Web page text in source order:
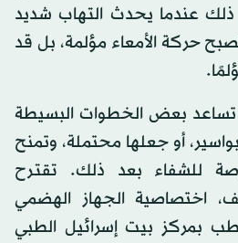
ذلك عندما يحدث التهاب شديد
حركة الأمعاء مؤلمة، بل قد
بعض الخطوات البسيطة
أو جعلها محتملة، وتمنح
للشفاء بعد ذلك. تقترح
اختصاصية الجهاز الهضمي
بمركز بيت إسرائيل الطبي